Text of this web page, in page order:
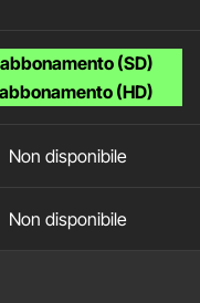
(SD)
(HD)
Non disponibile
Non disponibile